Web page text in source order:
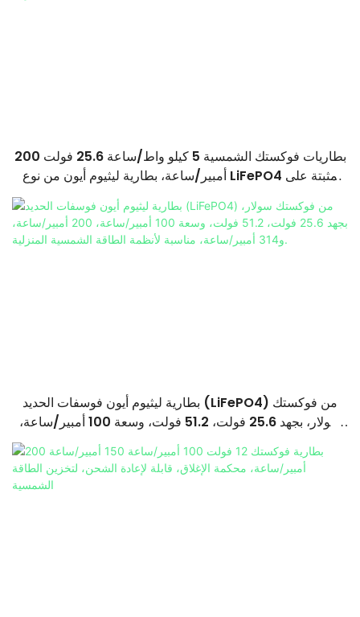
بطاريات فوكستك الشمسية 5 كيلو واط/ساعة 25.6 فولت 200
أمبير/ساعة، بطارية ليثيوم أيون من نوع LiFePO4 مثبتة على
الحائط للاستخدام المنزلي
بطارية ليثيوم أيون فوسفات الحديد (LiFePO4) من فوكستك
سولار، بجهد 25.6 فولت، 51.2 فولت، وسعة 100 أمبير/ساعة،
200 أمبير/ساعة، و314 أمبير/ساعة، مناسبة لأنظمة الطاقة
الشمسية المنزلية.